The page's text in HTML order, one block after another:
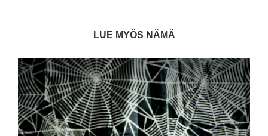
LUE MYÖS NÄMÄ